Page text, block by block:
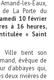
les-Eaux,
de La Porte du
10 février
à 16 heures,
« Saint
Ville tient son
évêque de
d'abbayes qui,
deux rivières de